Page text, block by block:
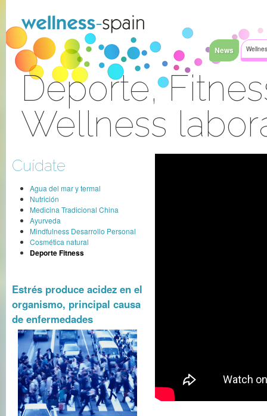
News
Deporte,
Wellness
Cuídate
Agua del mar y termal
Nutrición
Medicina Tradicional China
Ayurveda
Mindfulness Desarrollo Personal
Cosmética natural
Deporte Fitness
Estrés produce acidez en el
organismo, principal causa
de enfermedades